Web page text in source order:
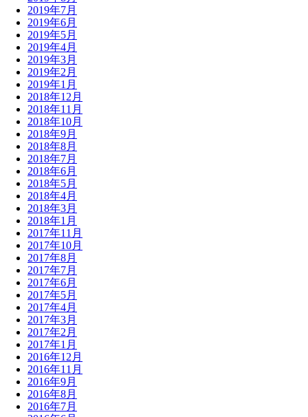
2019年7月
2019年6月
2019年5月
2019年4月
2019年3月
2019年2月
2019年1月
2018年12月
2018年11月
2018年10月
2018年9月
2018年8月
2018年7月
2018年6月
2018年5月
2018年4月
2018年3月
2018年1月
2017年11月
2017年10月
2017年8月
2017年7月
2017年6月
2017年5月
2017年4月
2017年3月
2017年2月
2017年1月
2016年12月
2016年11月
2016年9月
2016年8月
2016年7月